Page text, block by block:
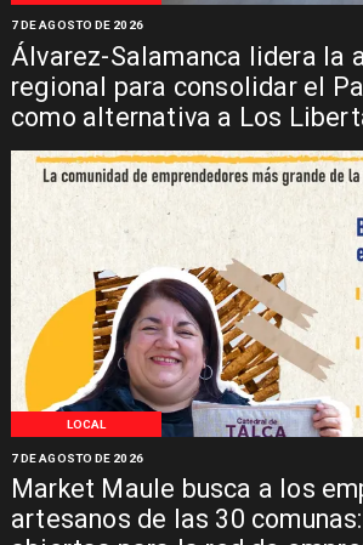
Álvarez-Salamanca lidera la
regional para consolidar el
como alternativa a Los
7 DE AGOSTO DE 2026
LOCAL
Market Maule busca a los
artesanos de las 30
7 DE AGOSTO DE 2026